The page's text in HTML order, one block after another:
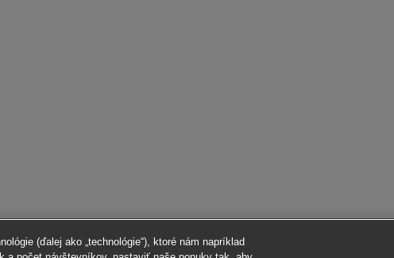
(ďalej ako „technológie“), ktoré nám napríklad